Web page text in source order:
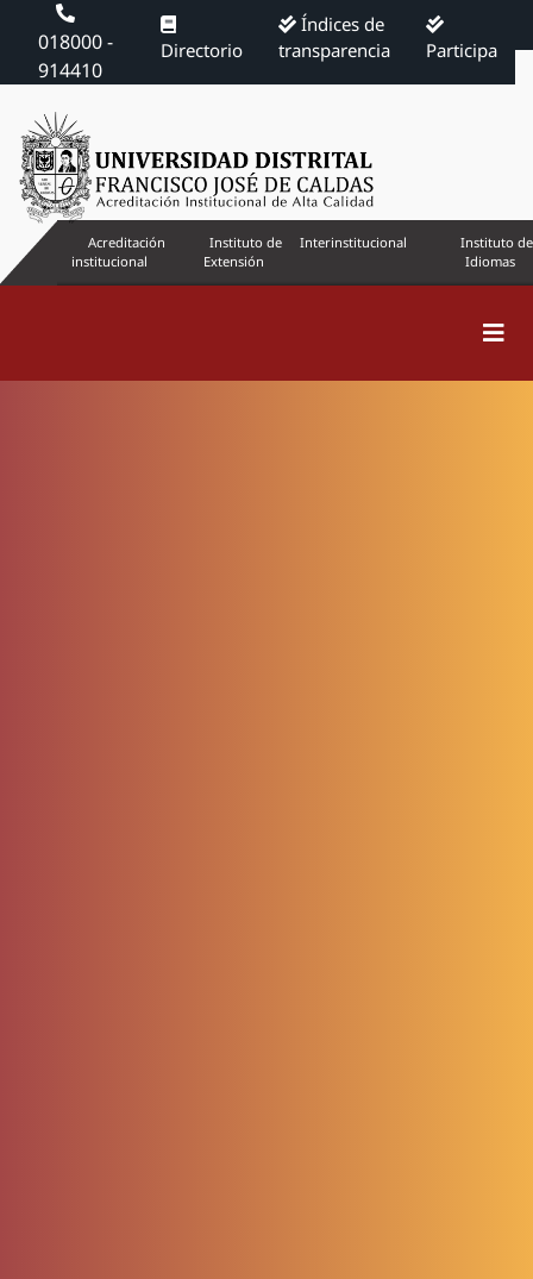
018000 -
914410
Directorio
Índices de
transparencia
Participa
Acreditación
institucional
Instituto de
Extensión
Interinstitucional
Instituto de
Idiomas